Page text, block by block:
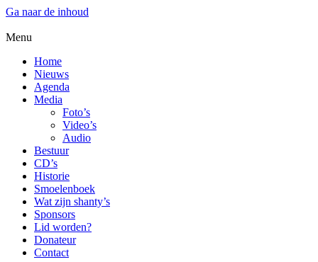
Ga naar de inhoud
Menu
Home
Nieuws
Agenda
Media
Foto’s
Video’s
Audio
Bestuur
CD’s
Historie
Smoelenboek
Wat zijn shanty’s
Sponsors
Lid worden?
Donateur
Contact